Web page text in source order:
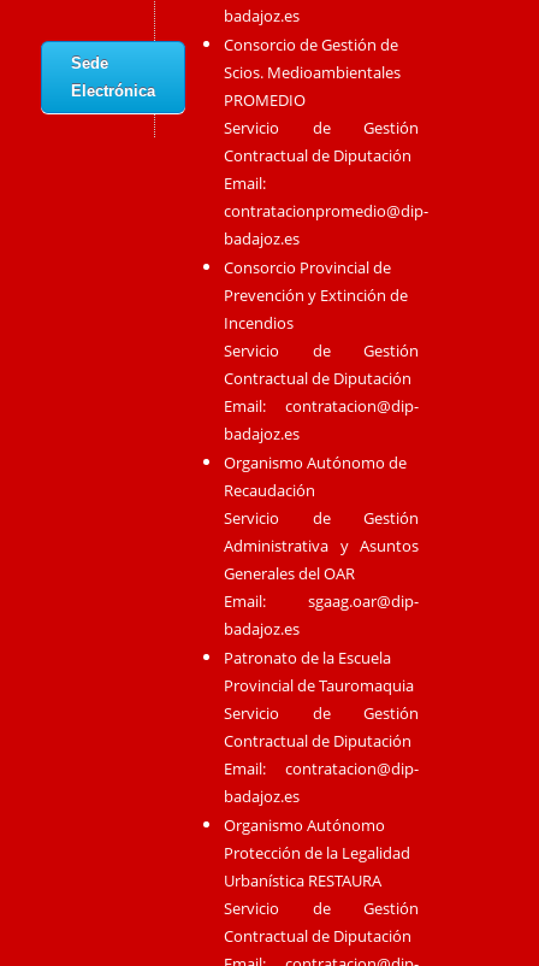
Sede
Electrónica
badajoz.es
Consorcio de Gestión de
Scios. Medioambientales
PROMEDIO
Servicio de Gestión
Contractual de Diputación
Email:
contratacionpromedio@dip-
badajoz.es
Consorcio Provincial de
Prevención y Extinción de
Incendios
Servicio de Gestión
Contractual de Diputación
Email:contratacion@dip-
badajoz.es
Organismo Autónomo de
Recaudación
Servicio de Gestión
Administrativa y Asuntos
Generales del OAR
Email:sgaag.oar@dip-
badajoz.es
Patronato de la Escuela
Provincial de Tauromaquia
Servicio de Gestión
Contractual de Diputación
Email:contratacion@dip-
badajoz.es
Organismo Autónomo
Protección de la Legalidad
Urbanística RESTAURA
Servicio de Gestión
Contractual de Diputación